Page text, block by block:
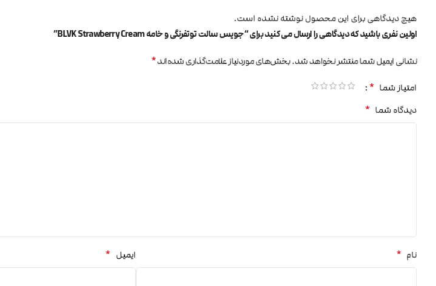
هیچ دیدگاهی برای این محصول نوشته نشده است.
اولین نفری باشید که دیدگاهی را ارسال می کنید برای “جویس سالت توتفرنگی و خامه BLVK Strawberry Cream”
نشانی ایمیل شما منتشر نخواهد شد.بخش‌های موردنیاز علامت‌گذاری شده‌اند*
امتیاز شما *
دیدگاه شما *
نام * ایمیل *